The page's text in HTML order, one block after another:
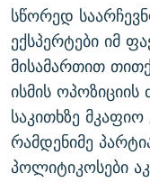
სწორედ
ექსპერტები იმ
მისამართით
ისმის
საკითხზე
რამდენიმე
პოლიტიკოსები